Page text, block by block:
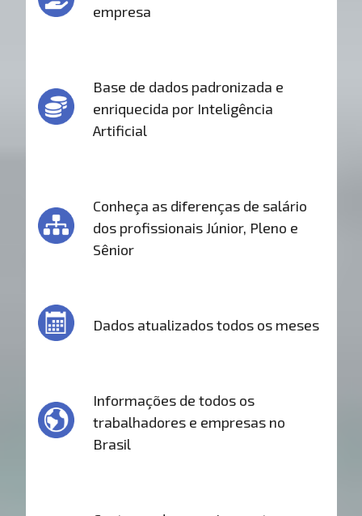
empresa
Base de dados padronizada e
enriquecida por Inteligência
Artificial
Conheça as diferenças de salário
dos profissionais Júnior, Pleno e
Sênior
Dados atualizados todos os meses
Informações de todos os
trabalhadores e empresas no
Brasil